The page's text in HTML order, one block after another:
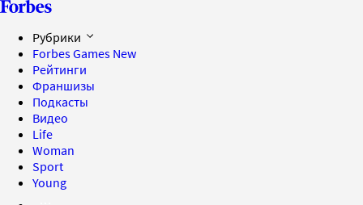
Рубрики
Forbes Games New
Рейтинги
Франшизы
Подкасты
Видео
Life
Woman
Sport
Young